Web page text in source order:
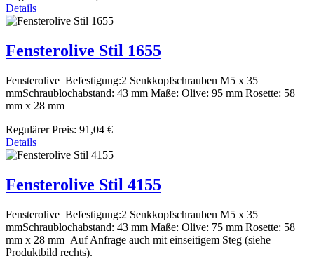
Details
Fensterolive Stil 1655
Fensterolive Befestigung:2 Senkkopfschrauben M5 x 35
mmSchraublochabstand: 43 mm Maße: Olive: 95 mm Rosette: 58
mm x 28 mm
Regulärer Preis: 91,04 €
Details
Fensterolive Stil 4155
Fensterolive Befestigung:2 Senkkopfschrauben M5 x 35
mmSchraublochabstand: 43 mm Maße: Olive: 75 mm Rosette: 58
mm x 28 mm Auf Anfrage auch mit einseitigem Steg (siehe
Produktbild rechts).